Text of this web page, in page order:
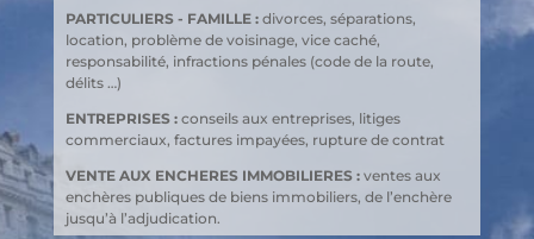
PARTICULIERS - FAMILLE :divorces, séparations,
location, problème de voisinage, vice caché,
responsabilité, infractions pénales (code de la route,
délits …)
ENTREPRISES : conseils aux entreprises, litiges
commerciaux, factures impayées, rupture de contrat
VENTE AUX ENCHERES IMMOBILIERES : ventes aux
enchères publiques de biens immobiliers, de l’enchère
jusqu’à l’adjudication.